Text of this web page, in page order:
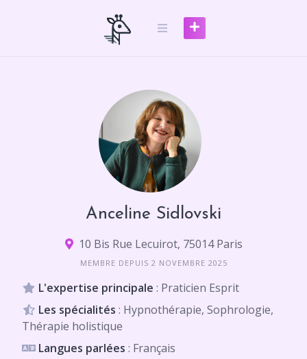
Anceline Sidlovski
10 Bis Rue Lecuirot, 75014 Paris
MEMBRE DEPUIS 2 NOVEMBRE 2025
L'expertise principale : Praticien Esprit
Les spécialités : Hypnothérapie, Sophrologie,
Thérapie holistique
Langues parlées : Français